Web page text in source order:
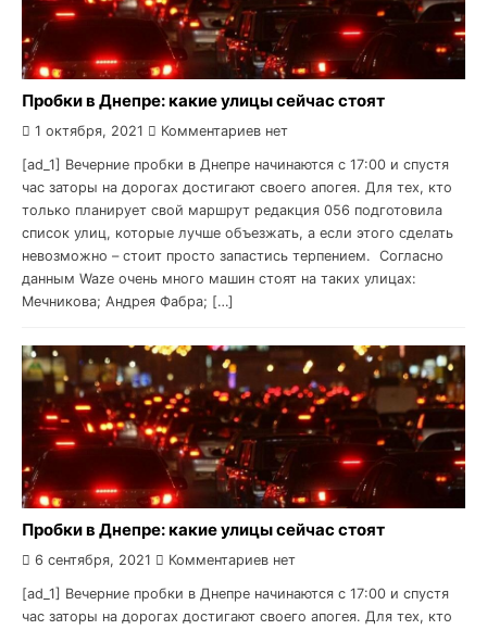
Пробки в Днепре: какие улицы сейчас стоят
1 октября, 2021 Комментариев нет
[ad_1] Вечерние пробки в Днепре начинаются с 17:00 и спустя
час заторы на дорогах достигают своего апогея. Для тех, кто
только планирует свой маршрут редакция 056 подготовила
список улиц, которые лучше объезжать, а если этого сделать
невозможно – стоит просто запастись терпением. Согласно
данным Waze очень много машин стоят на таких улицах:
Мечникова; Андрея Фабра; […]
Пробки в Днепре: какие улицы сейчас стоят
6 сентября, 2021 Комментариев нет
[ad_1] Вечерние пробки в Днепре начинаются с 17:00 и спустя
час заторы на дорогах достигают своего апогея. Для тех, кто